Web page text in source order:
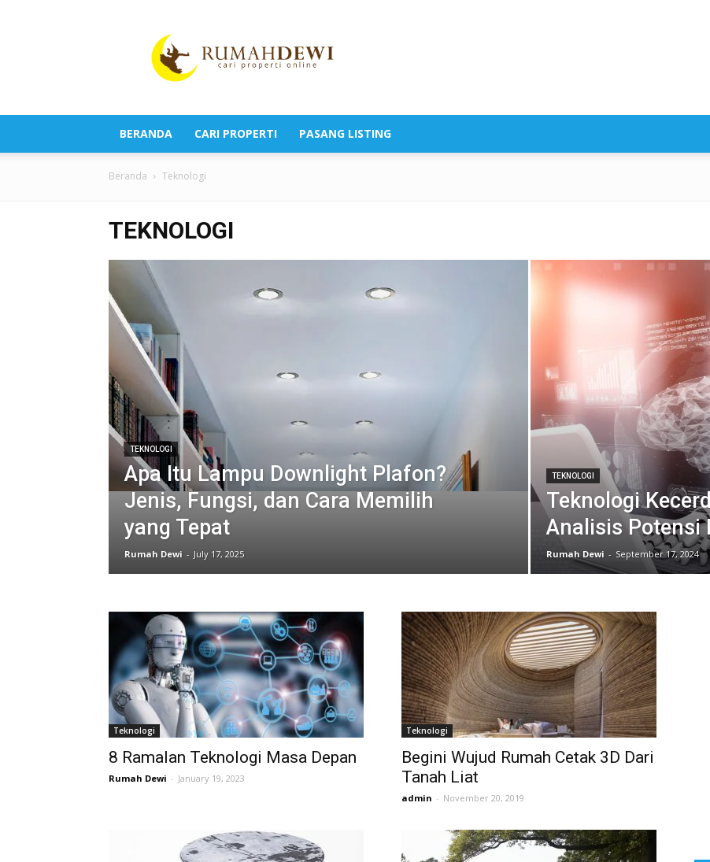
Berita
Properti
Terkini
BERANDA CARI PROPERTI PASANG LISTING
Beranda Teknologi
TEKNOLOGI
TEKNOLOGI
Apa Itu Lampu Downlight Plafon?
Jenis, Fungsi, dan Cara Memilih
yang Tepat
Rumah Dewi - July 17, 2025
TEKNOLOGI
Teknologi
Analisis Potensi
Rumah Dewi - September 17, 2024
Teknologi
8 Ramalan Teknologi Masa Depan
Rumah Dewi - January 19, 2023
Teknologi
Begini Wujud Rumah Cetak 3D Dari
Tanah Liat
admin - November 20, 2019